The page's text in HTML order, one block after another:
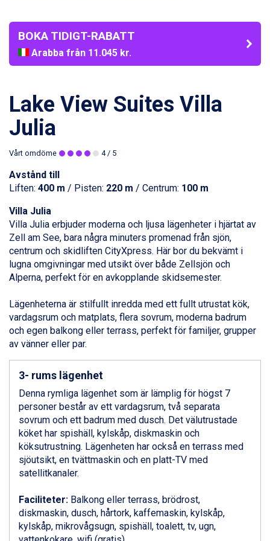
BOKA TIDIGT-RABATT
Arabba från 11.045 kr.
La Thuile från 7.045 kr.
Bad Hofgastein från 8.595 kr.
Saalbach från 9.445 kr.
Sölden från 12.995 kr.
Passo Tonale från 5.895 kr.
Sestriere från 6.945 kr.
Wagrain från 7.095 kr.
Fieberbrunn från 9.645 kr.
Val Thorens från 8.395 kr.
St. Anton från 11.245 kr.
Zell am See från 6.295 kr.
Canazei från 7.195 kr.
Livigno från 5.595 kr.
Ponte di Legno från 7.395 kr.
Alleghe från 8.545 kr.
Bad Gastein från 6.295 kr.
Arabba från 11.045 kr.
La Thuile från 7.045 kr.
Cervinia från 8.245 kr.
Bad Hofgastein från 8.595 kr.
Saalbach från 9.445 kr.
Sölden från 12.995 kr.
Passo Tonale från 5.895 kr.
Champoluc från 5.945 kr.
Sestriere från 6.945 kr.
Wagrain från 7.095 kr.
Fieberbrunn från 9.645 kr.
Ischgl från 11.295 kr.
St. Anton från 11.245 kr.
Zell am See från 6.295 kr.
Canazei från 7.195 kr.
Lake View Suites Villa
Julia
Vårt omdöme 4/ 5
Avstånd till
Liften: 400 m / Pisten: 220 m / Centrum: 100 m
Villa Julia
Villa Julia erbjuder moderna och ljusa lägenheter i hjärtat av
Zell am See, bara några minuters promenad från sjön,
centrum och skidliften CityXpress. Här bor du bekvämt i
lugna omgivningar med utsikt över både Zellsjön och
Alperna, perfekt för en avkopplande skidsemester.
Lägenheterna är stilfullt inredda med ett fullt utrustat kök,
vardagsrum och matplats, flera sovrum, moderna badrum
och egen balkong eller terrass, perfekt för familjer, grupper
av vänner eller par.
3- rums lägenhet
Denna rymliga lägenhet som är lämplig för högst 7
personer består av ett vardagsrum, två separata
sovrum och ett badrum med dusch. Det välutrustade
köket har spishäll, kylskåp, diskmaskin och
köksutrustning. Lägenheten har också en terrass med
sjöutsikt, en tvättmaskin och en platt-TV med
satellitkanaler.
Faciliteter: Balkong eller terrass, brödrost,
diskmaskin, dusch, hårtork, kaffemaskin, kylskåp,
kylskåp, mikrovågsugn, spishäll, toalett, tv, ugn,